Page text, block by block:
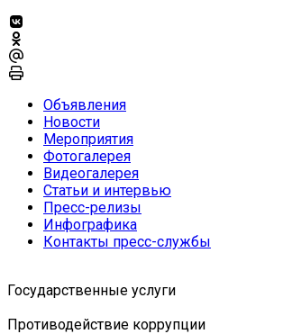
Объявления
Новости
Мероприятия
Фотогалерея
Видеогалерея
Статьи и интервью
Пресс-релизы
Инфографика
Контакты пресс-службы
Государственные услуги
Противодействие коррупции